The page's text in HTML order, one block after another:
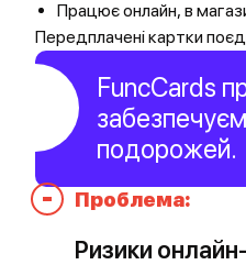
Працює онлайн, в
Передплачені картки
FuncCards
подорожей.
-
Проблема:
Ризики